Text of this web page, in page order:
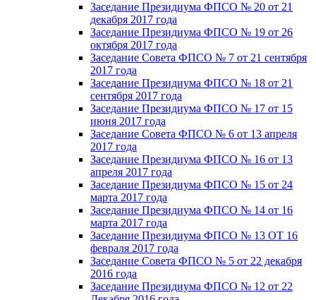
Заседание Президиума ФПСО № 20 от 21
декабря 2017 года
Заседание Президиума ФПСО № 19 от 26
октября 2017 года
Заседание Совета ФПСО № 7 от 21 сентября
2017 года
Заседание Президиума ФПСО № 18 от 21
сентября 2017 года
Заседание Президиума ФПСО № 17 от 15
июня 2017 года
Заседание Совета ФПСО № 6 от 13 апреля
2017 года
Заседание Президиума ФПСО № 16 от 13
апреля 2017 года
Заседание Президиума ФПСО № 15 от 24
марта 2017 года
Заседание Президиума ФПСО № 14 от 16
марта 2017 года
Заседание Президиума ФПСО № 13 ОТ 16
февраля 2017 года
Заседание Совета ФПСО № 5 от 22 декабря
2016 года
Заседание Президиума ФПСО № 12 от 22